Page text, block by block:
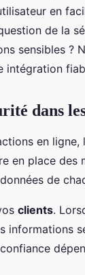
en
de la
sensibles ?
intégration
dans
en
en place des
de
clients.
informations